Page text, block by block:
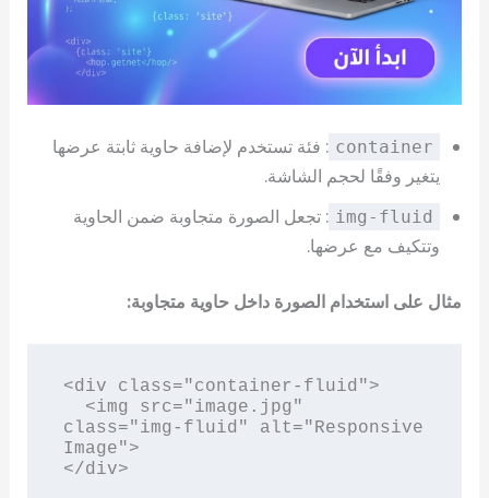
container : فئة تستخدم لإضافة حاوية ثابتة عرضها
يتغير وفقًا لحجم الشاشة.
img-fluid : تجعل الصورة متجاوبة ضمن الحاوية
وتتكيف مع عرضها.
مثال على استخدام الصورة داخل حاوية متجاوبة:
<div class="container-fluid">
class="img-fluid" alt="Responsive
Image">